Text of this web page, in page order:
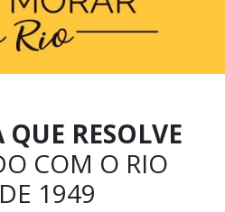
QUE RESOLVE
COM O RIO
1949